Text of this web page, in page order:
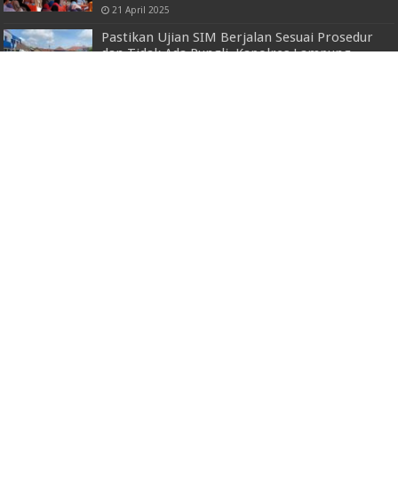
21 April 2025
Pastikan Ujian SIM Berjalan Sesuai Prosedur
dan Tidak Ada Pungli, Kapolres Lampung